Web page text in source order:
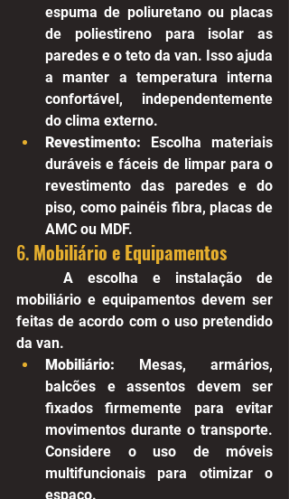
espuma de poliuretano ou placas
de poliestireno para isolar as
paredes e o teto da van. Isso ajuda
a manter a temperatura interna
confortável, independentemente
do clima externo.
Revestimento: Escolha materiais
duráveis e fáceis de limpar para o
revestimento das paredes e do
piso, como painéis fibra, placas de
AMC ou MDF.
6. Mobiliário e Equipamentos
A escolha e instalação de
mobiliário e equipamentos devem ser
feitas de acordo com o uso pretendido
da van.
Mobiliário: Mesas, armários,
balcões e assentos devem ser
fixados firmemente para evitar
movimentos durante o transporte.
Considere o uso de móveis
multifuncionais para otimizar o
espaço.